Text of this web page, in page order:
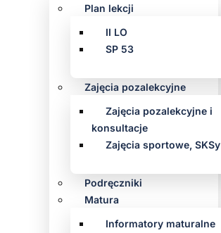
Plan lekcji
II LO
SP 53
Zajęcia pozalekcyjne
Zajęcia pozalekcyjne i
konsultacje
Zajęcia sportowe, SKSy
Podręczniki
Matura
Informatory maturalne